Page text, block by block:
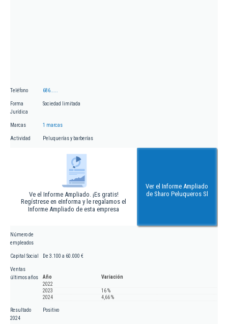
Teléfono 686.....
Forma
Jurídica
Sociedad limitada
Marcas 1 marcas
Actividad Peluquerías y barberías
Ve el Informe Ampliado. ¡Es gratis!
Regístrese en eInforma y le regalamos el
Informe Ampliado de esta empresa
Ver el Informe Ampliado
de Sharo Peluqueros Sl
Número de
empleados
Capital Social De 3.100 a 60.000 €
Ventas
últimos años
Año
Variación
2022
2023
16 %
2024
4,66 %
Resultado
2024
Positivo